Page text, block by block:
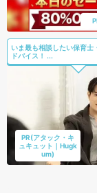
いま最も相談したい保育士
ドバイス！ ...
PR(アタック・キ
ュキュット｜Hugk
um)